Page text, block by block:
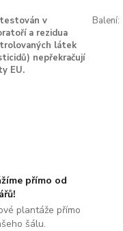
v
a rezidua
látek
nepřekračují
EU.
Balení:
přímo od
plantáže přímo
šálu.